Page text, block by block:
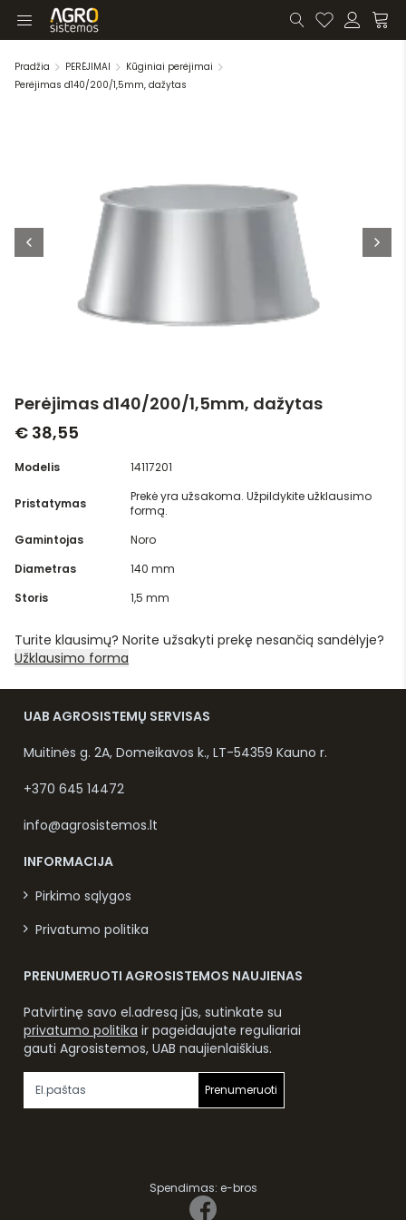
Pradžia PERĖJIMAI
Kūginiai perėjimai
Perėjimas d140/200/1,5mm, dažytas
Perėjimas d140/200/1,5mm, dažytas
€ 38,55
Modelis 14117201
Pristatymas
Prekė yra užsakoma. Užpildykite užklausimo
formą.
Gamintojas
Noro
Diametras
140 mm
Storis
1,5 mm
Turite klausimų? Norite užsakyti prekę nesančią sandėlyje?
Užklausimo forma
UAB AGROSISTEMŲ SERVISAS
Muitinės g. 2A, Domeikavos k., LT-54359 Kauno r.
+370 645 14472
info@agrosistemos.lt
INFORMACIJA
Pirkimo sąlygos
Privatumo politika
PRENUMERUOTI AGROSISTEMOS NAUJIENAS
Patvirtinę savo el.adresą jūs, sutinkate su
privatumo politika ir pageidaujate reguliariai
gauti Agrosistemos, UAB naujienlaiškius.
Prenumeruoti
Spendimas: e-bros